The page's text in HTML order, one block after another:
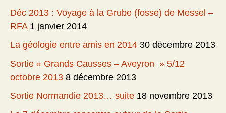
Déc 2013 : Voyage à la Grube (fosse) de Messel –
RFA 1 janvier 2014
La géologie entre amis en 2014 30 décembre 2013
Sortie « Grands Causses – Aveyron » 5/12
octobre 2013 8 décembre 2013
Sortie Normandie 2013… suite 18 novembre 2013